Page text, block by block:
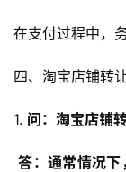
在支付过程中，
四、淘宝店铺转
1. 问：淘宝店铺
答：通常情况下